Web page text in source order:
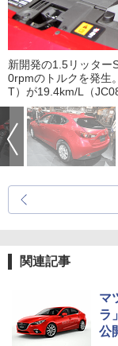
新開発の1.5リッター
0rpmのトルクを発生
T）が19.4km/L（
関連記事
マ
ラ
公